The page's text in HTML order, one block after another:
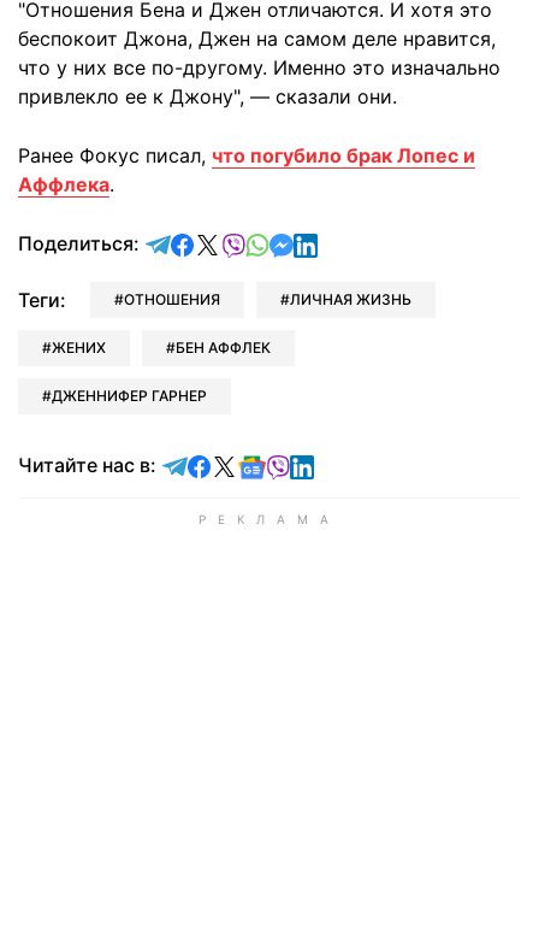
"Отношения Бена и Джен отличаются. И хотя это
беспокоит Джона, Джен на самом деле нравится,
что у них все по-другому. Именно это изначально
привлекло ее к Джону", — сказали они.
Ранее Фокус писал, что погубило брак Лопес и
Аффлека.
Поделиться: отправить в Telegram
поделиться в Facebook
поделиться в X
отправить в Viber
отправить в Whatsapp
отправить в Messenger
отправить в LinkedIn
Теги: ОТНОШЕНИЯ ЛИЧНАЯ ЖИЗНЬ
ЖЕНИХ БЕН АФФЛЕК
ДЖЕННИФЕР ГАРНЕР
Читайте нас в: Читайте в Telegram
Читайте в Facebook
Читайте в X
Читайте в Google news
Читайте в Viber
Читайте в LinkedIn